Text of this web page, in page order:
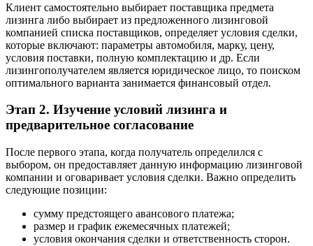
Клиент самостоятельно выбирает поставщика предмета
лизинга либо выбирает из предложенного лизинговой
компанией списка поставщиков, определяет условия сделки,
которые включают: параметры автомобиля, марку, цену,
условия поставки, полную комплектацию и др. Если
лизингополучателем является юридическое лицо, то поиском
оптимального варианта занимается финансовый отдел.
Этап 2. Изучение условий лизинга и
предварительное согласование
После первого этапа, когда получатель определился с
выбором, он предоставляет данную информацию лизинговой
компании и оговаривает условия сделки. Важно определить
следующие позиции:
сумму предстоящего авансового платежа;
размер и график ежемесячных платежей;
условия окончания сделки и ответственность сторон.